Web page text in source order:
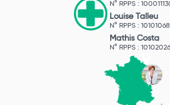
N° RPPS :
Louise Talleu
N° RPPS :
Mathis Costa
N° RPPS :